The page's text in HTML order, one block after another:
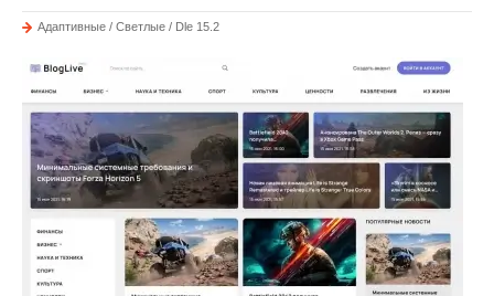
Адаптивные / Светлые / Dle 15.2